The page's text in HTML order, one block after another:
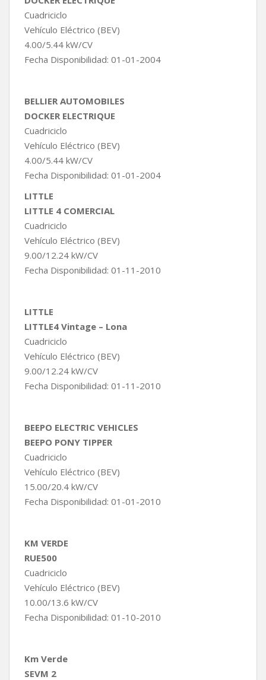
b
o
o
k
t
e
r
s
p
p
L
n
k
a
t
r
Cuadriciclo
Vehículo Eléctrico (BEV)
4.00/5.44 kW/CV
Fecha Disponibilidad: 01-01-2004
BELLIER AUTOMOBILES
DOCKER ELECTRIQUE
Cuadriciclo
Vehículo Eléctrico (BEV)
4.00/5.44 kW/CV
Fecha Disponibilidad: 01-01-2004
LITTLE
LITTLE 4 COMERCIAL
Cuadriciclo
Vehículo Eléctrico (BEV)
9.00/12.24 kW/CV
Fecha Disponibilidad: 01-11-2010
LITTLE
LITTLE4 Vintage – Lona
Cuadriciclo
Vehículo Eléctrico (BEV)
9.00/12.24 kW/CV
Fecha Disponibilidad: 01-11-2010
BEEPO ELECTRIC VEHICLES
BEEPO PONY TIPPER
Cuadriciclo
Vehículo Eléctrico (BEV)
15.00/20.4 kW/CV
Fecha Disponibilidad: 01-01-2010
KM VERDE
RUE500
Cuadriciclo
Vehículo Eléctrico (BEV)
10.00/13.6 kW/CV
Fecha Disponibilidad: 01-10-2010
Km Verde
SEVM 2